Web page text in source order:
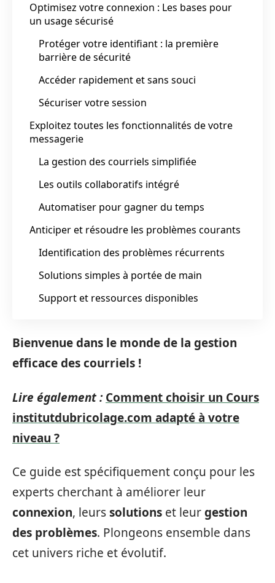
Optimisez votre connexion : Les bases pour
un usage sécurisé
Protéger votre identifiant : la première
barrière de sécurité
Accéder rapidement et sans souci
Sécuriser votre session
Exploitez toutes les fonctionnalités de votre
messagerie
La gestion des courriels simplifiée
Les outils collaboratifs intégré
Automatiser pour gagner du temps
Anticiper et résoudre les problèmes courants
Identification des problèmes récurrents
Solutions simples à portée de main
Support et ressources disponibles
Bienvenue dans le monde de la gestion
efficace des courriels !
Lire également : Comment choisir un Cours
institutdubricolage.com adapté à votre
niveau ?
Ce guide est spécifiquement conçu pour les
experts cherchant à améliorer leur
connexion, leurssolutions et leurgestion
des problèmes. Plongeons ensemble dans
cet univers riche et évolutif.